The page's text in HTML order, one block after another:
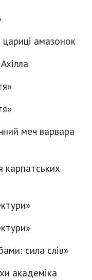
амазонок
меч варвара
карпатських
сила слів»
академіка